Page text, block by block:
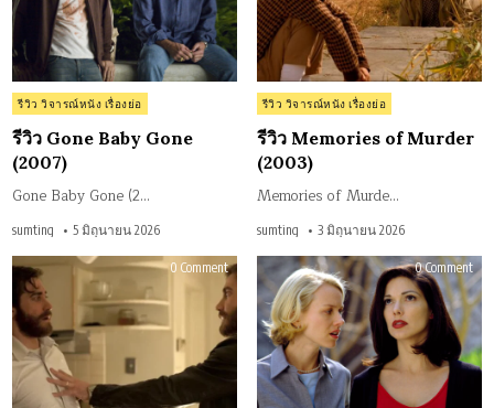
Posted
in
รีวิว วิจารณ์หนัง เรื่องย่อ
รีวิว Gone Baby Gone
(2007)
Gone Baby Gone (2…
sumting 5 มิถุนายน 2026
Posted
in
รีวิว วิจารณ์หนัง เรื่องย่อ
รีวิว Memories of Murder
(2003)
Memories of Murde…
sumting 3 มิถุนายน 2026
0 Commenton
รีวิว
Enemy
(2013)
0 Commenton
รีวิว